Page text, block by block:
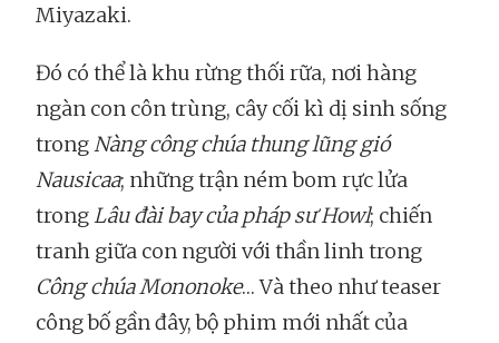
Miyazaki.
Đó có thể là khu rừng thối rữa, nơi hàng
ngàn con côn trùng, cây cối kì dị sinh sống
trong Nàng công chúa thung lũng gió
Nausicaa; những trận ném bom rực lửa
trong Lâu đài bay của pháp sư Howl; chiến
tranh giữa con người với thần linh trong
Công chúa Mononoke… Và theo như teaser
công bố gần đây, bộ phim mới nhất của